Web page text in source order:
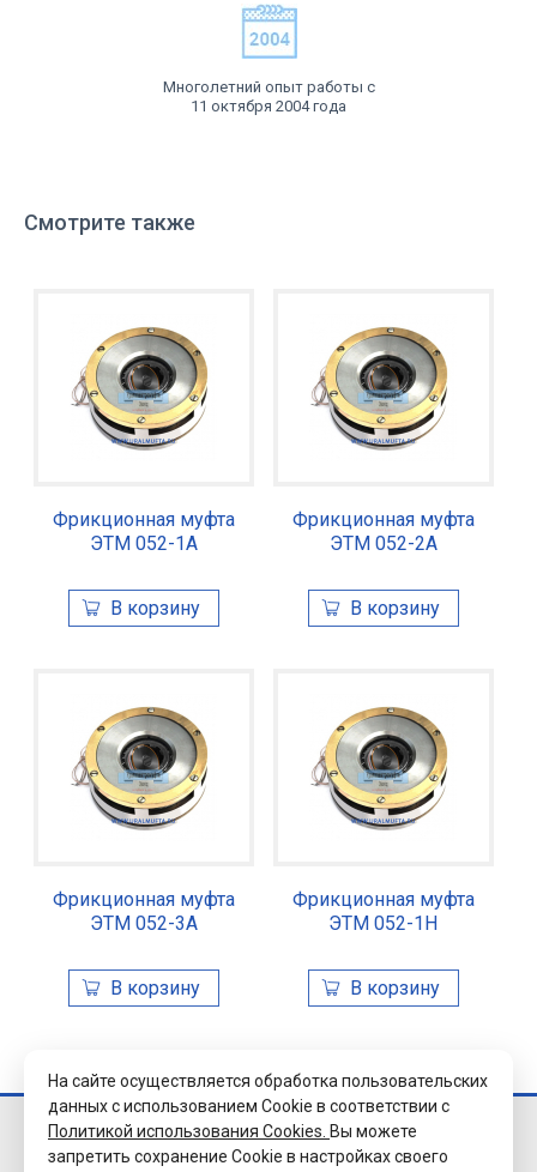
Многолетний опыт работы с
11 октября 2004 года
Смотрите также
Фрикционная муфта
ЭТМ 052-1А
Фрикционная муфта
ЭТМ 052-2А
Фрикционная муфта
ЭТМ 052-3А
Фрикционная муфта
ЭТМ 052-1Н
© 2026 Завод
«Уралэлектромуфта»
На сайте осуществляется обработка пользовательских
данных с использованием Cookie в соответствии с
Политикой использования Cookies. Вы можете
запретить сохранение Cookie в настройках своего